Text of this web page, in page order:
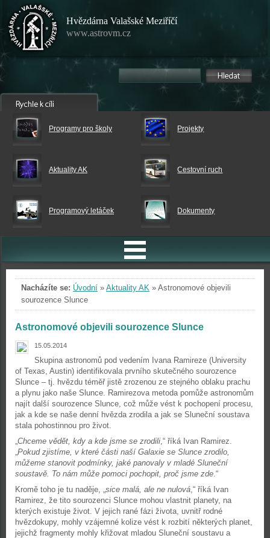
Hvězdárna Valašské Meziříčí
www.astrovm.cz
Programy pro školy Projekty
Aktuality AK Cestovní ruch
Programový letáček Dokumenty
Nacházíte se: Úvodní » Aktuality AK » Astronomové objevili
sourozence Slunce
Astronomové objevili sourozence Slunce
15.05.2014
Skupina astronomů pod vedením Ivana Ramireze (University
of Texas, Austin) identifikovala prvního skutečného sourozence
Slunce – tj. hvězdu téměř jistě zrozenou ze stejného oblaku prachu
a plynu jako naše Slunce. Ramirezova metoda pomůže astronomům
najít další sourozence Slunce, což může vést k pochopení procesu,
jak a kde se naše denní hvězda zrodila a jak se Sluneční soustava
stala pohostinnou pro život.
„Chceme vědět, kdy a kde jsme se zrodili,“ říká Ivan Ramirez.
„Pokud zjistíme, v které části naší Galaxie se Slunce zrodilo,
můžeme stanovit podmínky, jaké panovaly v mladé Sluneční
soustavě. To nám může pomoci pochopit, proč jsme zde.“
Kromě toho je tu naděje, „sice malá, ale ne nulová,“ říká Ivan
Ramirez, že tito sourozenci Slunce mohou vlastnit planety, na
kterých existuje život. V jejich rané fázi života, uvnitř rodné
hvězdokupy, mohly vzájemné kolize vést k rozbití některých planet,
jejichž fragmenty mohly křižovat mladou Sluneční soustavu a